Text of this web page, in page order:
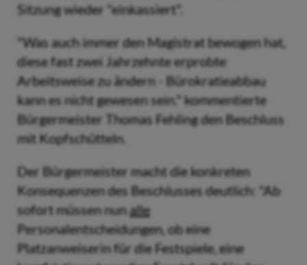
Sitzung wieder "einkassiert".
"Was auch immer den Magistrat bewogen hat,
diese fast zwei Jahrzehnte erprobte
Arbeitsweise zu ändern - Bürokratieabbau
kann es nicht gewesen sein." kommentierte
Bürgermeister Thomas Fehling den Beschluss
mit Kopfschütteln.
Der Bürgermeister macht die konkreten
Konsequenzen des Beschlusses deutlich: "Ab
sofort müssen nunalle
Personalentscheidungen, ob eine
Platzanweiserin für die Festspiele, eine